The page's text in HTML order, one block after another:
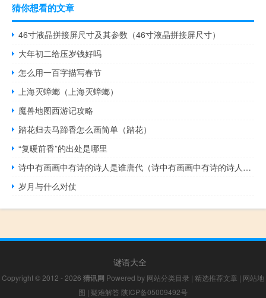
猜你想看的文章
46寸液晶拼接屏尺寸及其参数（46寸液晶拼接屏尺寸）
大年初二给压岁钱好吗
怎么用一百字描写春节
上海灭蟑螂（上海灭蟑螂）
魔兽地图西游记攻略
踏花归去马蹄香怎么画简单（踏花）
“复暖前香”的出处是哪里
诗中有画画中有诗的诗人是谁唐代（诗中有画画中有诗的诗人是谁）
岁月与什么对仗
谜语大全
Copyright © 2012 - 2026 猜讯网 Powered by 网站分类目录 | 精选推荐文章 | 网站地
图 | 疑难解答 陕ICP备05009492号